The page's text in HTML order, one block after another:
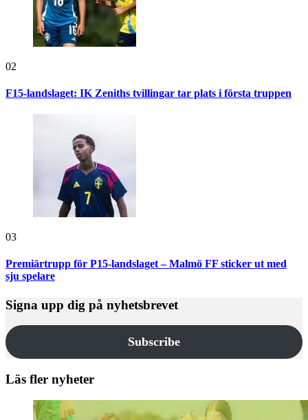
02
F15-landslaget: IK Zeniths tvillingar tar plats i första truppen
03
Premiärtrupp för P15-landslaget – Malmö FF sticker ut med
sju spelare
Signa upp dig på nyhetsbrevet
Subscribe
Läs fler nyheter